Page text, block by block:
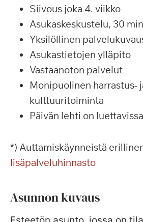
Siivous joka 4. viikko
Asukaskeskustelu, 30
Yksilöllinen
Asukastietojen ylläpito
Vastaanoton palvelut
Monipuolinen harrastus-
kulttuuritoiminta
Päivän lehti on
*) Auttamiskäynneistä
lisäpalveluhinnasto
Asunnon kuvaus